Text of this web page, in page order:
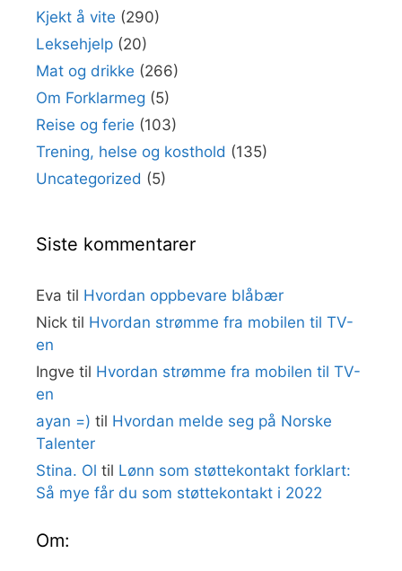
Kjekt å vite (290)
Leksehjelp (20)
Mat og drikke (266)
Om Forklarmeg (5)
Reise og ferie (103)
Trening, helse og kosthold (135)
Uncategorized (5)
Siste kommentarer
Eva til Hvordan oppbevare blåbær
Nick til Hvordan strømme fra mobilen til TV-
en
Ingve til Hvordan strømme fra mobilen til TV-
en
ayan =) til Hvordan melde seg på Norske
Talenter
Stina. Ol til Lønn som støttekontakt forklart:
Så mye får du som støttekontakt i 2022
Om: